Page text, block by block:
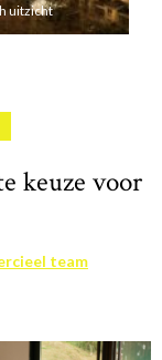
uitzicht
keuze voor
team